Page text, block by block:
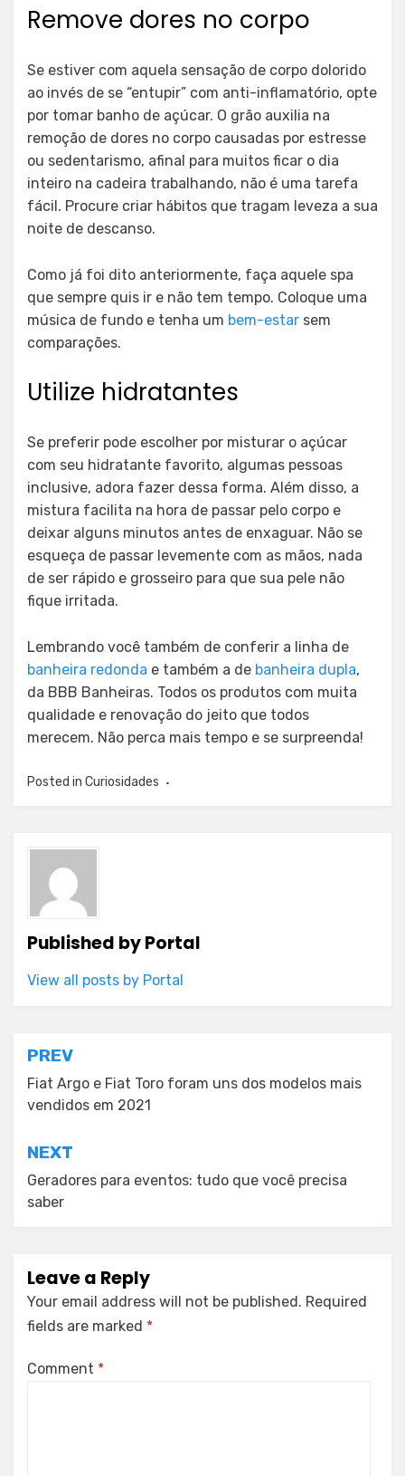
Remove dores no corpo
Se estiver com aquela sensação de corpo dolorido
ao invés de se “entupir” com anti-inflamatório, opte
por tomar banho de açúcar. O grão auxilia na
remoção de dores no corpo causadas por estresse
ou sedentarismo, afinal para muitos ficar o dia
inteiro na cadeira trabalhando, não é uma tarefa
fácil. Procure criar hábitos que tragam leveza a sua
noite de descanso.
Como já foi dito anteriormente, faça aquele spa
que sempre quis ir e não tem tempo. Coloque uma
música de fundo e tenha um bem-estar sem
comparações.
Utilize hidratantes
Se preferir pode escolher por misturar o açúcar
com seu hidratante favorito, algumas pessoas
inclusive, adora fazer dessa forma. Além disso, a
mistura facilita na hora de passar pelo corpo e
deixar alguns minutos antes de enxaguar. Não se
esqueça de passar levemente com as mãos, nada
de ser rápido e grosseiro para que sua pele não
fique irritada.
Lembrando você também de conferir a linha de
banheira redonda e também a de banheira dupla,
da BBB Banheiras. Todos os produtos com muita
qualidade e renovação do jeito que todos
merecem. Não perca mais tempo e se surpreenda!
Posted in Curiosidades
Published byPortal
View all posts by Portal
Post
navigation
PREV
Fiat Argo e Fiat Toro foram uns dos modelos mais
vendidos em 2021
NEXT
Geradores para eventos: tudo que você precisa
saber
Leave a Reply
Your email address will not be published. Required
fields are marked *
Comment *